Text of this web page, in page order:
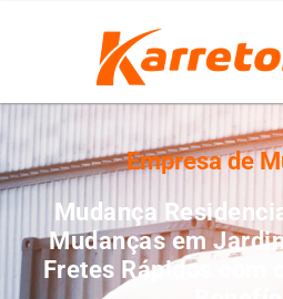
Empresa de
Mudança
Mudanças em
Fretes Rápidos com